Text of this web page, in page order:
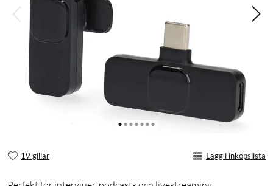
19 gillar Lägg i inköpslista